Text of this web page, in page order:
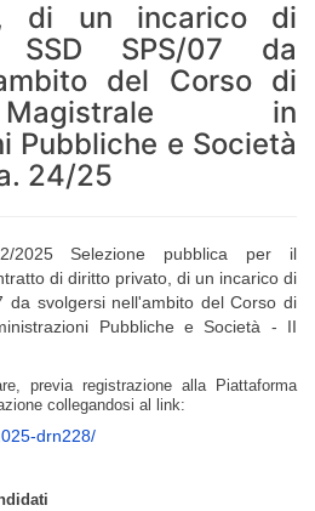
di un incarico di
SSD SPS/07 da
del Corso di
in
Pubbliche e Società
24/25
Selezione pubblica per il
di diritto privato, di un incarico di
da svolgersi nell'ambito del Corso di
Pubbliche e Società - II
previa registrazione alla Piattaforma
collegandosi al link:
drn228/